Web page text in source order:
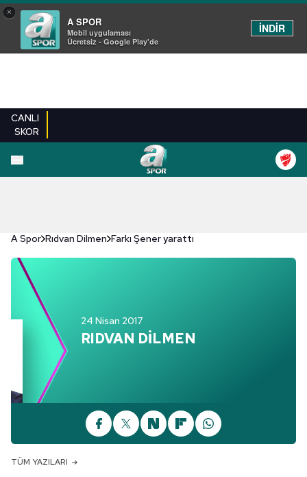
×
A SPOR
Mobil uygulaması
Ücretsiz - Google Play'de
İNDİR
CANLI
SKOR
A Spor Rıdvan Dilmen Farkı Şener yarattı
24 Nisan 2017
RIDVAN DİLMEN
TÜM YAZILARI